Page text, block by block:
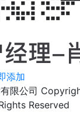
添加
有限公司
Reserved